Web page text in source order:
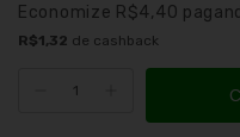
Economize R$4,40
R$1,32 de cashback